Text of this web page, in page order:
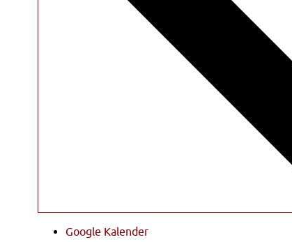
Google Kalender